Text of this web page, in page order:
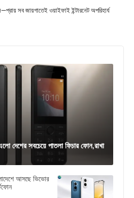
সব জায়গাতেই ওয়াইফাই ইন্টারনেট অপরিহার্য
দেশের সবচেয়ে পাতলা ফিচার ফোন,রাখা
আসছে ভিভোর